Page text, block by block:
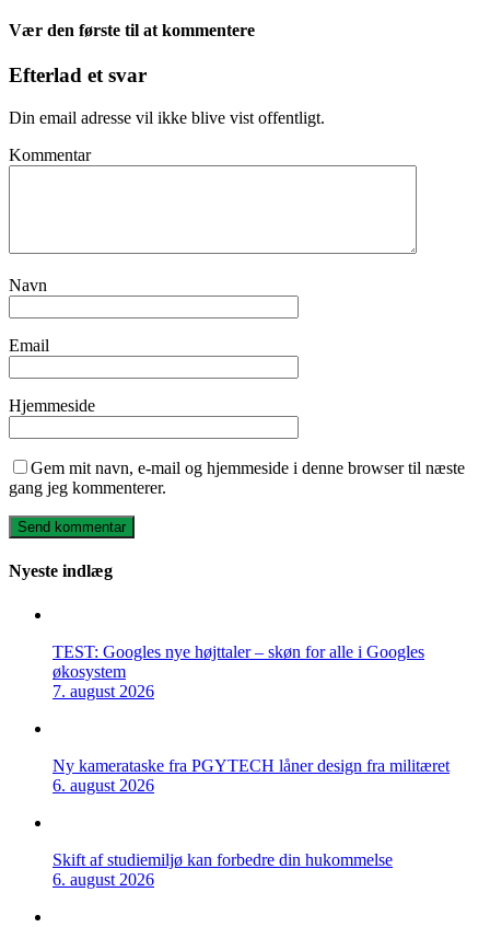
Vær den første til at kommentere
Efterlad et svar
Din email adresse vil ikke blive vist offentligt.
Kommentar
Navn
Email
Hjemmeside
Gem mit navn, e-mail og hjemmeside i denne browser til næste
gang jeg kommenterer.
Nyeste indlæg
TEST: Googles nye højttaler – skøn for alle i Googles
økosystem
7. august 2026
Ny kamerataske fra PGYTECH låner design fra militæret
6. august 2026
Skift af studiemiljø kan forbedre din hukommelse
6. august 2026